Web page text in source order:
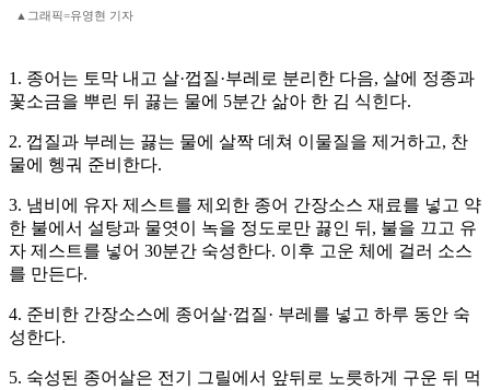
▲그래픽=유영현 기자
1. 종어는 토막 내고 살·껍질·부레로 분리한 다음, 살에 정종과
꽃소금을 뿌린 뒤 끓는 물에 5분간 삶아 한 김 식힌다.
2. 껍질과 부레는 끓는 물에 살짝 데쳐 이물질을 제거하고, 찬
물에 헹궈 준비한다.
3. 냄비에 유자 제스트를 제외한 종어 간장소스 재료를 넣고 약
한 불에서 설탕과 물엿이 녹을 정도로만 끓인 뒤, 불을 끄고 유
자 제스트를 넣어 30분간 숙성한다. 이후 고운 체에 걸러 소스
를 만든다.
4. 준비한 간장소스에 종어살·껍질· 부레를 넣고 하루 동안 숙
성한다.
5. 숙성된 종어살은 전기 그릴에서 앞뒤로 노릇하게 구운 뒤 먹